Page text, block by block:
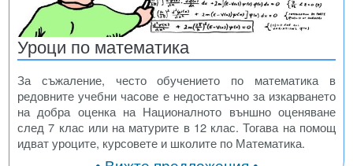
Уроци по математика
За съжаление, често обучението по математика в
редовните учебни часове е недостатъчно за изкарването
на добра оценка на Националното външно оценяване
след 7 клас или на матурите в 12 клас. Тогава на помощ
идват уроците, курсовете и школите по Математика.